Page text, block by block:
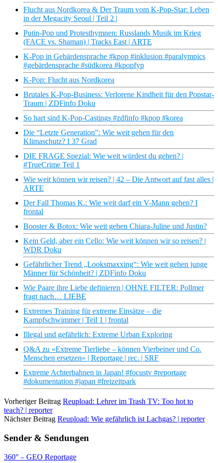
Flucht aus Nordkorea & Der Traum vom K-Pop-Star: Leben
in der Megacity Seoul | Teil 2 |
Putin-Pop und Protesthymnen: Russlands Musik im Krieg
(FACE vs. Shaman) | Tracks East | ARTE
K-Pop in Gebärdensprache #kpop #inklusion #paralympics
#gebärdensprache #südkorea #kpopfyp
K-Pop: Flucht aus Nordkorea
Brutales K-Pop-Business: Verlorene Kindheit für den Popstar-
Traum | ZDFinfo Doku
So hart sind K-Pop-Castings #zdfinfo #kpop #korea
Die “Letzte Generation”: Wie weit gehen für den
Klimaschutz? I 37 Grad
DIE FRAGE Spezial: Wie weit würdest du gehen? |
#TrueCrime Teil 1
Wie weit können wir reisen? | 42 – Die Antwort auf fast alles |
ARTE
Der Fall Thomas K.: Wie weit darf ein V-Mann gehen? I
frontal
Booster & Botox: Wie weit gehen Chiara-Juline und Justin?
Kein Geld, aber ein Cello: Wie weit können wir so reisen? |
WDR Doku
Gefährlicher Trend „Looksmaxxing“: Wie weit gehen junge
Männer für Schönheit? | ZDFinfo Doku
Wie Paare ihre Liebe definieren | OHNE FILTER: Pollmer
fragt nach… LIEBE
Extremes Training für extreme Einsätze – die
Kampfschwimmer | Teil 1 | frontal
Illegal und gefährlich: Extreme Urban Exploring
Q&A zu «Extreme Tierliebe – können Vierbeiner und Co.
Menschen ersetzen» | Reportage | rec. | SRF
Extreme Achterbahnen in Japan! #focustv #reportage
#dokumentation #japan #freizeitpark
Vorheriger Beitrag Reupload: Lehrer im Trash TV: Too hot to
teach? | reporter
Nächster Beitrag Reupload: Wie gefährlich ist Lachgas? | reporter
Sender & Sendungen
360° – GEO Reportage